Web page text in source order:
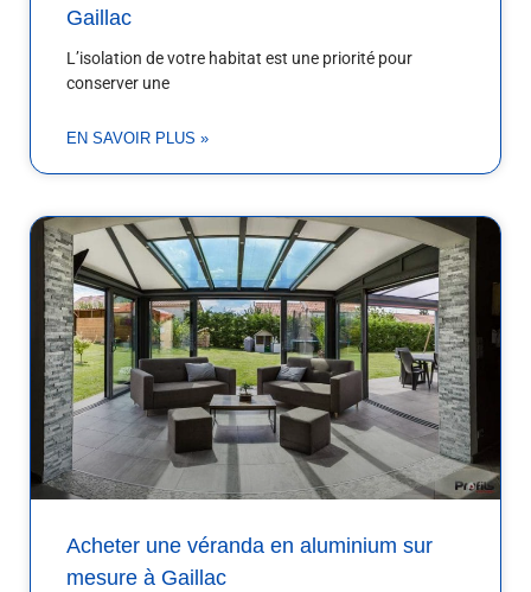
Gaillac
L’isolation de votre habitat est une priorité pour
conserver une
EN SAVOIR PLUS »
Acheter une véranda en aluminium sur
mesure à Gaillac